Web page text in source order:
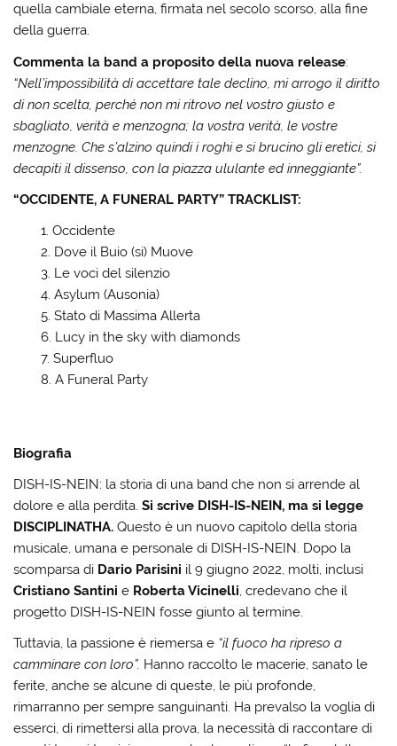
quella cambiale eterna, firmata nel secolo scorso, alla fine
della guerra.
Commenta la band a proposito della nuova release:
“Nell’impossibilità di accettare tale declino, mi arrogo il diritto
di non scelta, perché non mi ritrovo nel vostro giusto e
sbagliato, verità e menzogna; la vostra verità, le vostre
menzogne. Che s’alzino quindi i roghi e si brucino gli eretici, si
decapiti il dissenso, con la piazza ululante ed inneggiante”.
“OCCIDENTE, A FUNERAL PARTY” TRACKLIST:
Occidente
Dove il Buio (si) Muove
Le voci del silenzio
Asylum (Ausonia)
Stato di Massima Allerta
Lucy in the sky with diamonds
Superfluo
A Funeral Party
Biografia
DISH-IS-NEIN: la storia di una band che non si arrende al
dolore e alla perdita.Si scrive DISH-IS-NEIN, ma si legge
DISCIPLINATHA. Questo è un nuovo capitolo della storia
musicale, umana e personale di DISH-IS-NEIN. Dopo la
scomparsa di Dario Parisini il 9 giugno 2022, molti, inclusi
Cristiano Santini e Roberta Vicinelli, credevano che il
progetto DISH-IS-NEIN fosse giunto al termine.
Tuttavia, la passione è riemersa e “il fuoco ha ripreso a
camminare con loro”. Hanno raccolto le macerie, sanato le
ferite, anche se alcune di queste, le più profonde,
rimarranno per sempre sanguinanti. Ha prevalso la voglia di
esserci, di rimettersi alla prova, la necessità di raccontare di